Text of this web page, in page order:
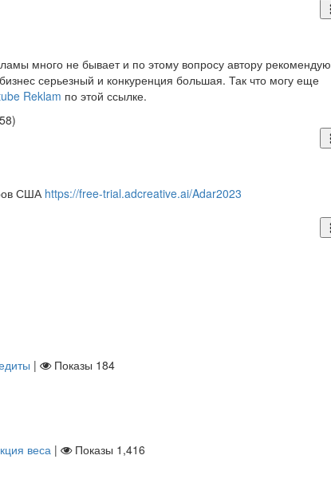
много не бывает и по этому вопросу автору рекомендую
серьезный и конкуренция большая. Так что могу еще
Reklam по этой ссылке.
)
США https://free-trial.adcreative.ai/Adar2023
| Показы 184
веса | Показы 1,416